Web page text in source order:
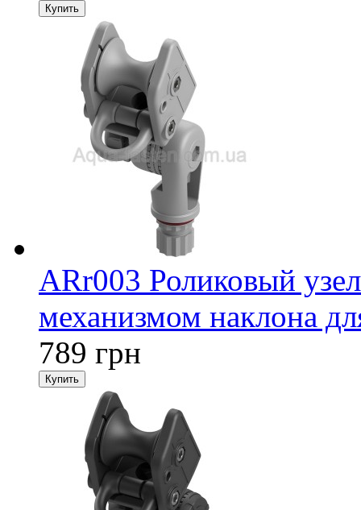
ARr003 Роликовый
механизмом наклона
789 грн